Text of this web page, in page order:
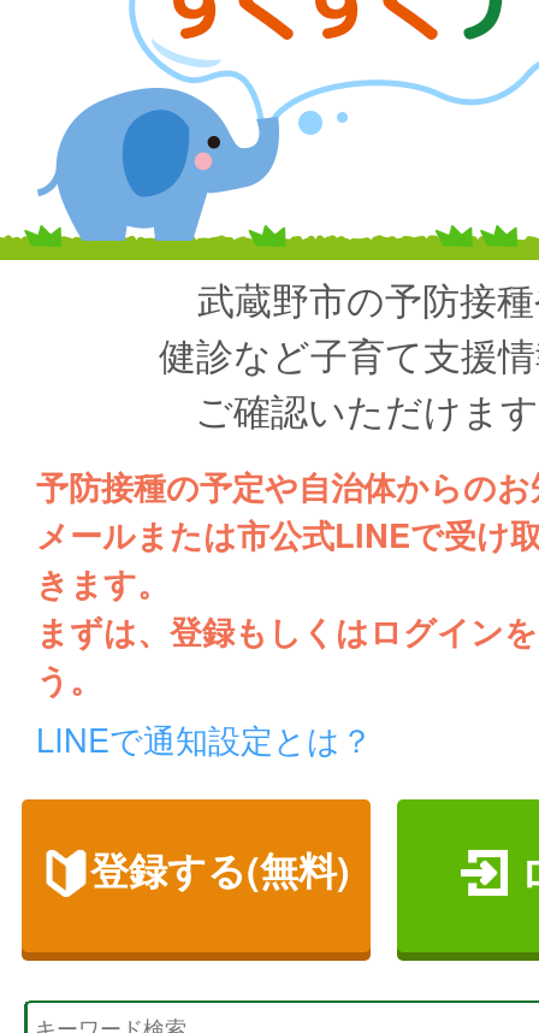
武蔵野市の予防接
健診など子育て支援
ご確認いただけま
予防接種の予定や自治体からの
メールまたは市公式LINEで受け
きます。
まずは、登録もしくはログイン
う。
LINEで通知設定とは？
登録する(無料)